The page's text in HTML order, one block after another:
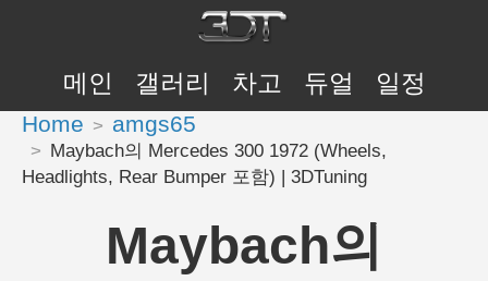
메인 갤러리 차고 듀얼 일정
Home amgs65
Maybach의 Mercedes 300 1972 (Wheels,
Headlights, Rear Bumper 포함) | 3DTuning
Maybach의